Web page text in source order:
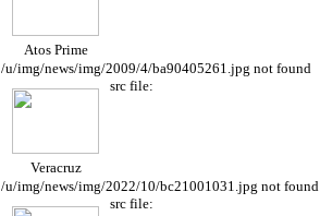
Atos Prime
/u/img/news/img/2009/4/ba90405261.jpg not found
Veracruz
src file:
/u/img/news/img/2022/10/bc21001031.jpg not found
src file: